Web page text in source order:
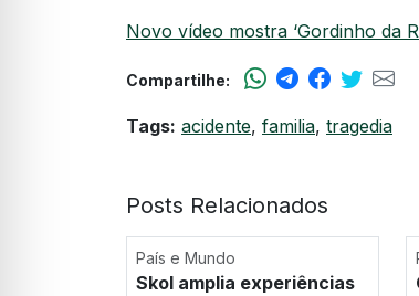
Novo vídeo mostra ‘Gordinho da
Compartilhe:
Tags: acidente, familia, tragedia
Posts Relacionados
País e Mundo
Skol amplia experiências